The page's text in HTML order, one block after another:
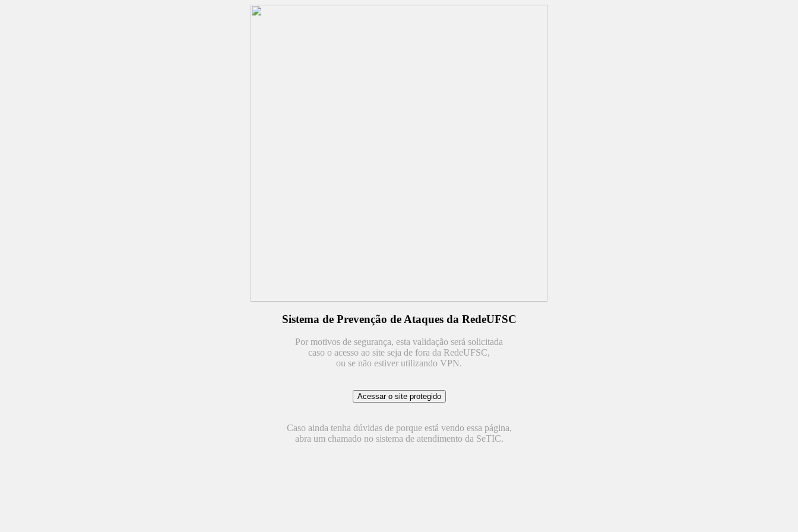
Sistema de Prevenção de Ataques da RedeUFSC
Por motivos de segurança, esta validação será solicitada
caso o acesso ao site seja de fora da RedeUFSC,
ou se não estiver utilizando VPN.
Caso ainda tenha dúvidas de porque está vendo essa página,
abra um chamado no sistema de atendimento da SeTIC.